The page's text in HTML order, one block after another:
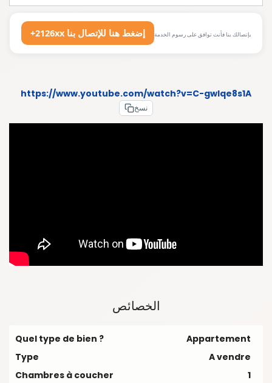
+2126xx إضغط هنا للإتصال بنا بإتصالك بنا فأنت توافق على رسوم الخدمة
https://www.youtube.com/watch?v=C-gwlqe8s1A
نسخ
الخصائص
Quel type de bien ?
Appartement
Type
A vendre
Chambres à coucher
1